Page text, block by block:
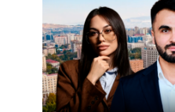
ВИДА
НОВОГО
ОТ
OPENAI